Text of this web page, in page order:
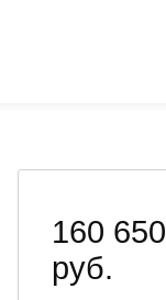
160 650
руб.